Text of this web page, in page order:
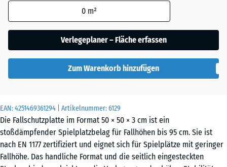
EAN:4251469361294 | Artikelnummer:6129
Die Fallschutzplatte im Format 50 × 50 × 3 cm ist ein
stoßdämpfender Spielplatzbelag für Fallhöhen bis 95 cm. Sie ist
nach EN 1177 zertifiziert und eignet sich für Spielplätze mit geringer
Fallhöhe. Das handliche Format und die seitlich eingesteckten
Tomatenrot - 0,40 €
0 m²
Verlegeplaner – Fläche erfassen
Zum Warenkorb hinzufügen